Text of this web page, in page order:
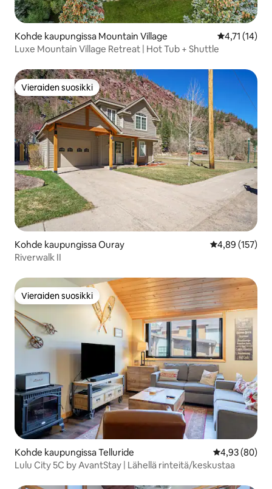
Kohde kaupungissa Mountain Village
4,71 (14)
Luxe Mountain Village Retreat | Hot Tub + Shuttle
Vieraiden suosikki
Vieraiden suosikki
Kohde kaupungissa Ouray
4,89 (157)
Riverwalk II
Vieraiden suosikki
Vieraiden suosikki
Kohde kaupungissa Telluride
4,93 (80)
Lulu City 5C by AvantStay | Lähellä rinteitä/keskustaa